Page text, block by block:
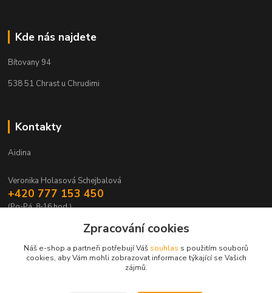
Kde nás najdete
Bítovany 94
538 51 Chrast u Chrudimi
Kontakty
Aidina
Veronika Holasová Schejbalová
+420 777 153 450
(Po-Pá, 8-16 hod.)
eshop@aidina.czZpracování cookies
Náš e-shop a partneři potřebují Váš souhlas s použitím souborů
cookies, aby Vám mohli zobrazovat informace týkající se Vašich
zájmů.